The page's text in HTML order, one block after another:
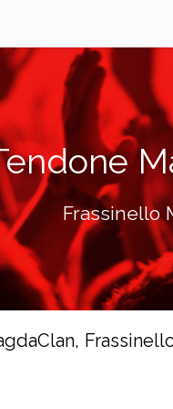
Frassinello